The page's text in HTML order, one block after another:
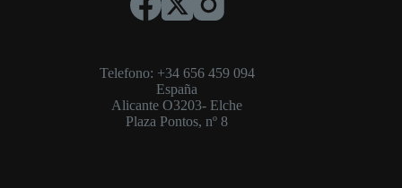
Telefono: +34 656 459 094
España
Alicante O3203- Elche
Plaza Pontos, nº 8